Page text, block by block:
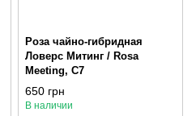
Роза чайно-гибридная
Ловерс Митинг / Rosa
Мeeting, С7
650 грн
В наличии